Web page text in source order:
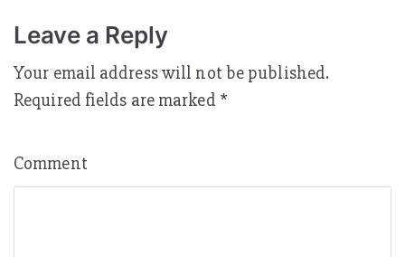
Leave a Reply
Your email address will not be published.
Required fields are marked *
Comment